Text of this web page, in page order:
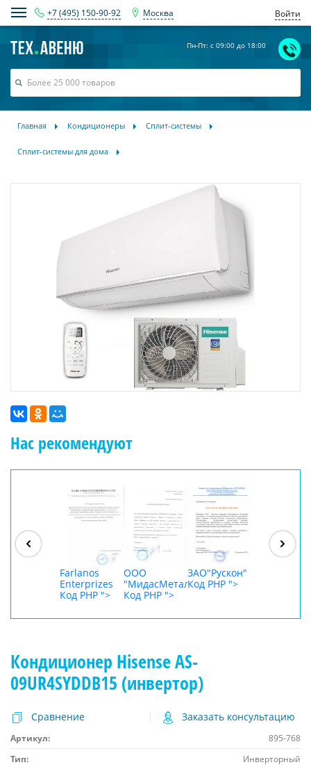
+7 (495) 150-90-92 Москва Войти
Пн-Пт: с 09:00 до 18:00
Главная Кондиционеры Сплит-системы
Сплит-системы для дома
Нас рекомендуют
Farlanos
Enterprizes
Код PHP ">
ООО
"МидасМеталлАрт"
Код PHP ">
ЗАО"Рускон"
Код PHP ">
Кондиционер Hisense AS-
09UR4SYDDB15 (инвертор)
Сравнение Заказать консультацию
Артикул:
895-768
Тип:
Инверторный